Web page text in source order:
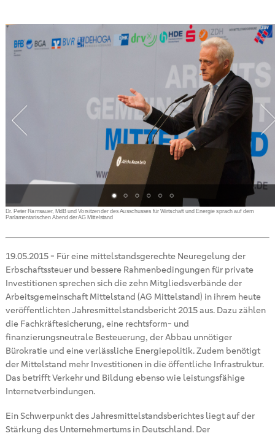
Dr. Peter Ramsauer, MdB und Vorsitzender des Ausschusses für Wirtschaft und Energie sprach auf dem
Parlamentarischen Abend der AG Mittelstand
19.05.2015- Für eine mittelstandsgerechte Neuregelung der
Erbschaftssteuer und bessere Rahmenbedingungen für private
Investitionen sprechen sich die zehn Mitgliedsverbände der
Arbeitsgemeinschaft Mittelstand (AG Mittelstand) in ihrem heute
veröffentlichten Jahresmittelstandsbericht 2015 aus. Dazu zählen
die Fachkräftesicherung, eine rechtsform- und
finanzierungsneutrale Besteuerung, der Abbau unnötiger
Bürokratie und eine verlässliche Energiepolitik. Zudem benötigt
der Mittelstand mehr Investitionen in die öffentliche Infrastruktur.
Das betrifft Verkehr und Bildung ebenso wie leistungsfähige
Internetverbindungen.
Ein Schwerpunkt des Jahresmittelstandsberichtes liegt auf der
Stärkung des Unternehmertums in Deutschland. Der